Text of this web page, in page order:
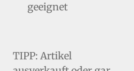
geeignet
TIPP: Artikel